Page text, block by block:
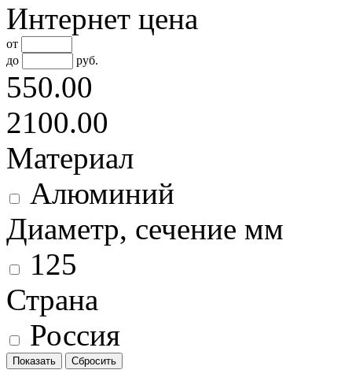
Интернет цена
от
до
руб.
550.00
2100.00
Материал
Алюминий
Диаметр, сечение мм
125
Страна
Россия